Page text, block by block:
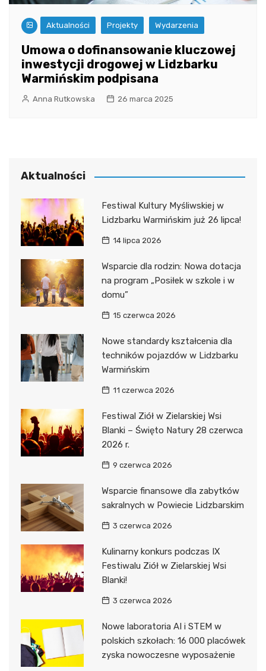
Aktualności Projekty Wydarzenia
Umowa o dofinansowanie kluczowej
inwestycji drogowej w Lidzbarku
Warmińskim podpisana
Anna Rutkowska 26 marca 2025
Aktualności
Festiwal Kultury Myśliwskiej w
Lidzbarku Warmińskim już 26 lipca!
14 lipca 2026
Wsparcie dla rodzin: Nowa dotacja
na program „Posiłek w szkole i w
domu”
15 czerwca 2026
Nowe standardy kształcenia dla
techników pojazdów w Lidzbarku
Warmińskim
11 czerwca 2026
Festiwal Ziół w Zielarskiej Wsi
Blanki – Święto Natury 28 czerwca
2026 r.
9 czerwca 2026
Wsparcie finansowe dla zabytków
sakralnych w Powiecie Lidzbarskim
3 czerwca 2026
Kulinarny konkurs podczas IX
Festiwalu Ziół w Zielarskiej Wsi
Blanki!
3 czerwca 2026
Nowe laboratoria AI i STEM w
polskich szkołach: 16 000 placówek
zyska nowoczesne wyposażenie